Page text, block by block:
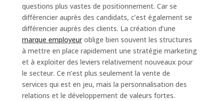
questions plus vastes de positionnement. Car se
différencier auprès des candidats, c’est également se
différencier auprès des clients. La création d’une
marque employeuroblige bien souvent les structures
à mettre en place rapidement une stratégie marketing
et à exploiter des leviers relativement nouveaux pour
le secteur. Ce n’est plus seulement la vente de
services qui est en jeu, mais la personnalisation des
relations et le développement de valeurs fortes.